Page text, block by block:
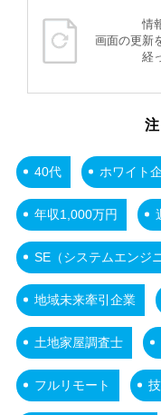
情
画面の更新
経
40代 ホワイト
年収1,000万円
SE（システムエンジニ
地域未来牽引企業
土地家屋調査士
フルリモート